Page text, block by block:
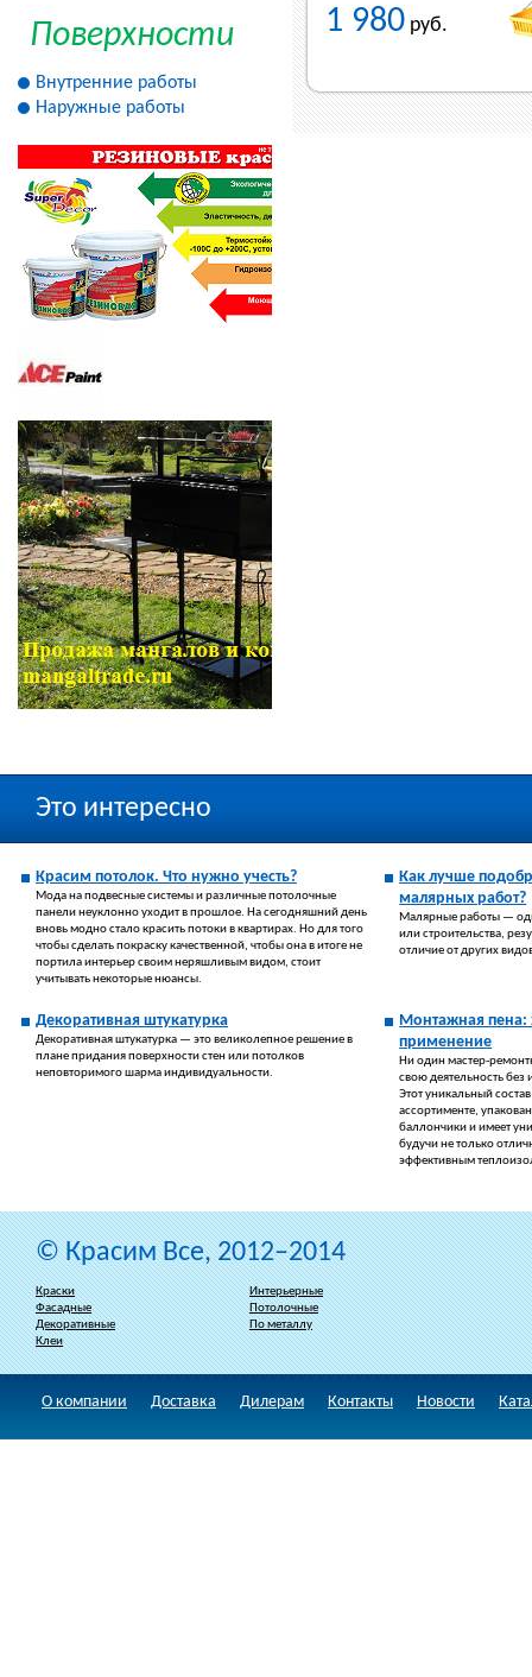
Поверхности
Внутренние работы
Наружные работы
1 980 руб.
Это интересно
Красим потолок. Что нужно учесть?
Мода на подвесные системы и различные потолочные
панели неуклонно уходит в прошлое. На сегодняшний день
вновь модно стало красить потоки в квартирах. Но для того
чтобы сделать покраску качественной, чтобы она в итоге не
портила интерьер своим неряшливым видом, стоит
учитывать некоторые нюансы.
Как лучше
малярных работ?
Малярные работы —
или строительства,
отличие от других
Декоративная штукатурка
Декоративная штукатурка — это великолепное решение в
плане придания поверхности стен или потолков
неповторимого шарма индивидуальности.
Монтажная пена:
применение
Ни один мастер-
свою деятельность без
Этот уникальный
ассортименте,
баллончики и имеет
будучи не только
эффективным
© Красим Все, 2012–2014
Краски
Интерьерные
Фасадные
Потолочные
Декоративные
По металлу
Клеи
О компании Доставка Дилерам Контакты Новости